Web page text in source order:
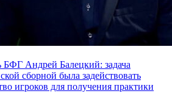
БФГ Андрей Балецкий: задача
сборной была задействовать
игроков для получения практики